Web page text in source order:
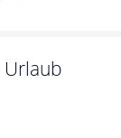
Urlaub